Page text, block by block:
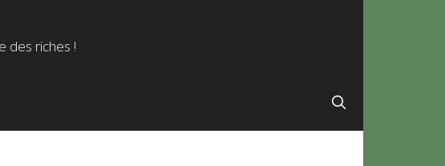
des riches !